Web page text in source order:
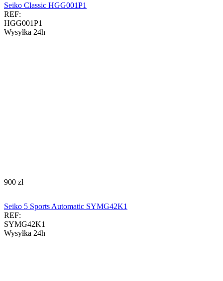
Seiko Classic HGG001P1
REF:
HGG001P1
Wysyłka 24h
‍900‍ zł
Seiko 5 Sports Automatic SYMG42K1
REF:
SYMG42K1
Wysyłka 24h